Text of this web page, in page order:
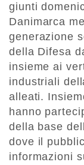
giunti
Danimarca
generazione
della Difesa
insieme ai
industriali
alleati.
hanno
della base
dove il
informazioni